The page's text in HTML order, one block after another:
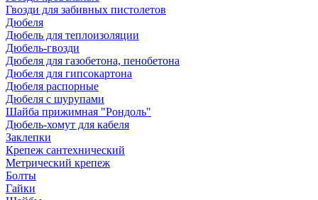
Гвозди для забивных пистолетов
Дюбеля
Дюбель для теплоизоляции
Дюбель-гвозди
Дюбеля для газобетона, пенобетона
Дюбеля для гипсокартона
Дюбеля распорные
Дюбеля с шурупами
Шайба прижимная "Рондоль"
Дюбель-хомут для кабеля
Заклепки
Крепеж сантехнический
Метрический крепеж
Болты
Гайки